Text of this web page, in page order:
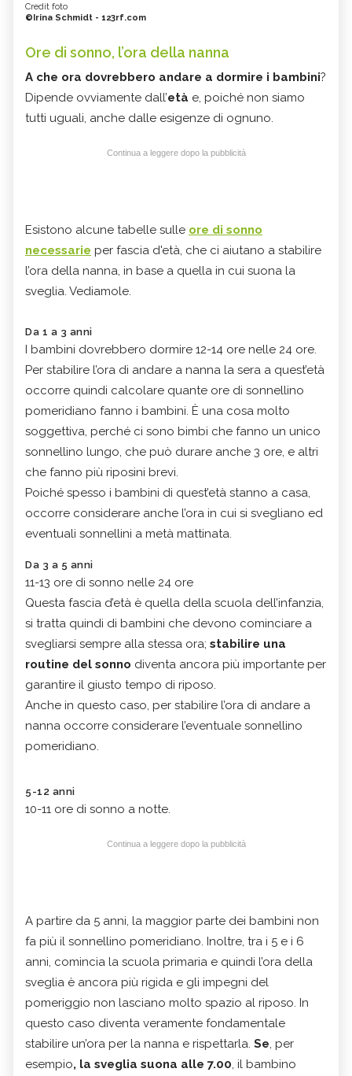
Credit foto
©Irina Schmidt - 123rf.com
Ore di sonno, l’ora della nanna
A che ora dovrebbero andare a dormire i bambini?
Dipende ovviamente dall’età e, poiché non siamo
tutti uguali, anche dalle esigenze di ognuno.
Continua a leggere dopo la pubblicità
Esistono alcune tabelle sulle ore di sonno
necessarie per fascia d'età, che ci aiutano a stabilire
l’ora della nanna, in base a quella in cui suona la
sveglia. Vediamole.
Da 1 a 3 anni
I bambini dovrebbero dormire 12-14 ore nelle 24 ore.
Per stabilire l’ora di andare a nanna la sera a quest’età
occorre quindi calcolare quante ore di sonnellino
pomeridiano fanno i bambini. È una cosa molto
soggettiva, perché ci sono bimbi che fanno un unico
sonnellino lungo, che può durare anche 3 ore, e altri
che fanno più riposini brevi.
Poiché spesso i bambini di quest’età stanno a casa,
occorre considerare anche l’ora in cui si svegliano ed
eventuali sonnellini a metà mattinata.
Da 3 a 5 anni
11-13 ore di sonno nelle 24 ore
Questa fascia d’età è quella della scuola dell’infanzia,
si tratta quindi di bambini che devono cominciare a
svegliarsi sempre alla stessa ora; stabilire una
routine del sonno diventa ancora più importante per
garantire il giusto tempo di riposo.
Anche in questo caso, per stabilire l’ora di andare a
nanna occorre considerare l’eventuale sonnellino
pomeridiano.
5-12 anni
10-11 ore di sonno a notte.
Continua a leggere dopo la pubblicità
A partire da 5 anni, la maggior parte dei bambini non
fa più il sonnellino pomeridiano. Inoltre, tra i 5 e i 6
anni, comincia la scuola primaria e quindi l’ora della
sveglia è ancora più rigida e gli impegni del
pomeriggio non lasciano molto spazio al riposo. In
questo caso diventa veramente fondamentale
stabilire un’ora per la nanna e rispettarla. Se, per
esempio, la sveglia suona alle 7.00, il bambino